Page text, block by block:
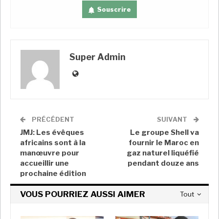
16.07.2023|#Nairobi
afin de prendre part à la 5ème réunion
de coordination semestrielle de
l’@_AfricanUnion
pour examiner l’état de l’intégration
— Présidence RDC
(@Presidence_RDC)
July 15, 2023
Souscrire
Super Admin
PRÉCÉDENT
JMJ: Les évêques
africains sont à la
manœuvre pour
accueillir une
prochaine édition
SUIVANT
Le groupe Shell va
fournir le Maroc en
gaz naturel liquéfié
pendant douze ans
Tout
VOUS POURRIEZ AUSSI AIMER